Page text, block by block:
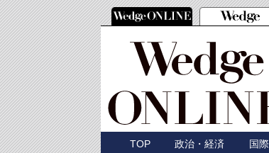
TOP 政治・経済 国際